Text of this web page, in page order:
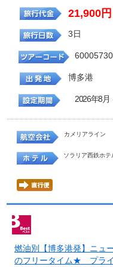
21,900
3日
60005730
博多港
2026年8月
カメリアライン
ソラリア西鉄ホ
燃油別【博多港発】ニ
のフリータイム★ プラ